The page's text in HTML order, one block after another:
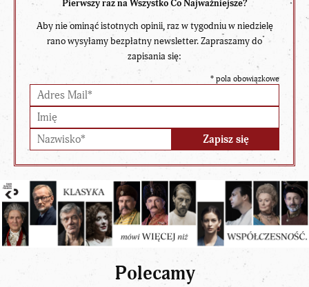
Pierwszy raz na Wszystko Co Najważniejsze?
Aby nie ominąć istotnych opinii, raz w tygodniu w niedzielę
rano wysyłamy bezpłatny newsletter. Zapraszamy do
zapisania się:
* pola obowiązkowe
Polecamy